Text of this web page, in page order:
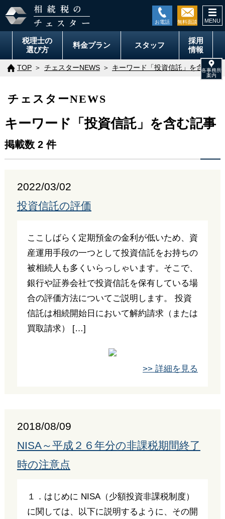
税理士の
選び方
料金プラン スタッフ
採用
情報
TOP チェスターNEWS キーワード「投資信託」を含む記事
チェスターNEWS
キーワード「投資信託」を含む記事
掲載数 2 件
2022/03/02
投資信託の評価
ここしばらく定期預金の金利が低いため、資
産運用手段の一つとして投資信託をお持ちの
被相続人も多くいらっしゃいます。そこで、
銀行や証券会社で投資信託を保有している場
合の評価方法についてご説明します。 投資
信託は相続開始日において解約請求（または
買取請求） […]
>> 詳細を見る
2018/08/09
NISA～平成２６年分の非課税期間終了
時の注意点
１．はじめに NISA（少額投資非課税制度）
に関しては、以下に説明するように、その開